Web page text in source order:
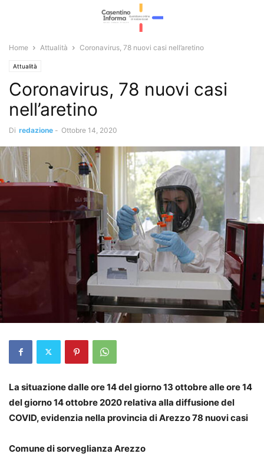
Home Attualità Coronavirus, 78 nuovi casi nell’aretino
Attualità
Coronavirus, 78 nuovi casi
nell’aretino
Di redazione - Ottobre 14, 2020
La situazione dalle ore 14 del giorno 13 ottobre alle ore 14
del giorno 14 ottobre 2020 relativa alla diffusione del
COVID, evidenzia nella provincia di Arezzo 78 nuovi casi
Comune di sorveglianza Arezzo